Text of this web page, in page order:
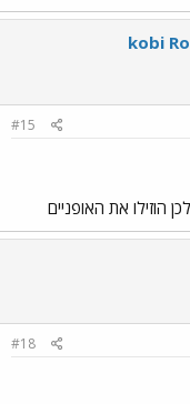
kobi
#15
הוזילו את האופניים
#18